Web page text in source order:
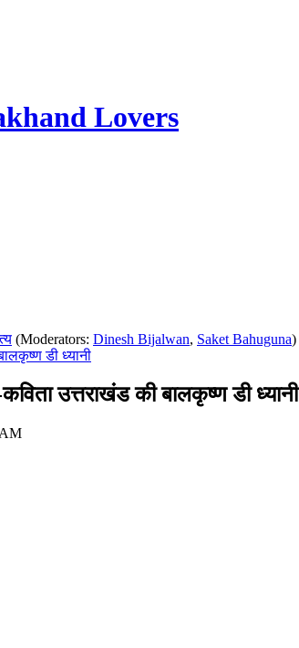
Lovers
(Moderators: Dinesh Bijalwan, Saket Bahuguna)
डी ध्यानी
उत्तराखंड की बालकृष्ण डी ध्यानी